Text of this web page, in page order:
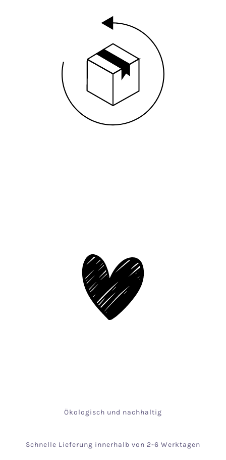
Ökologisch und nachhaltig
Schnelle Lieferung innerhalb von 2-6 Werktagen